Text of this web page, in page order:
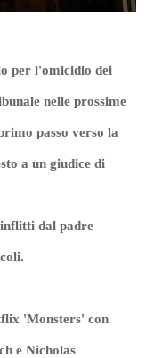
per l'omicidio dei
nelle prossime
passo verso la
a un giudice di
inflitti dal padre
'Monsters' con
e Nicholas